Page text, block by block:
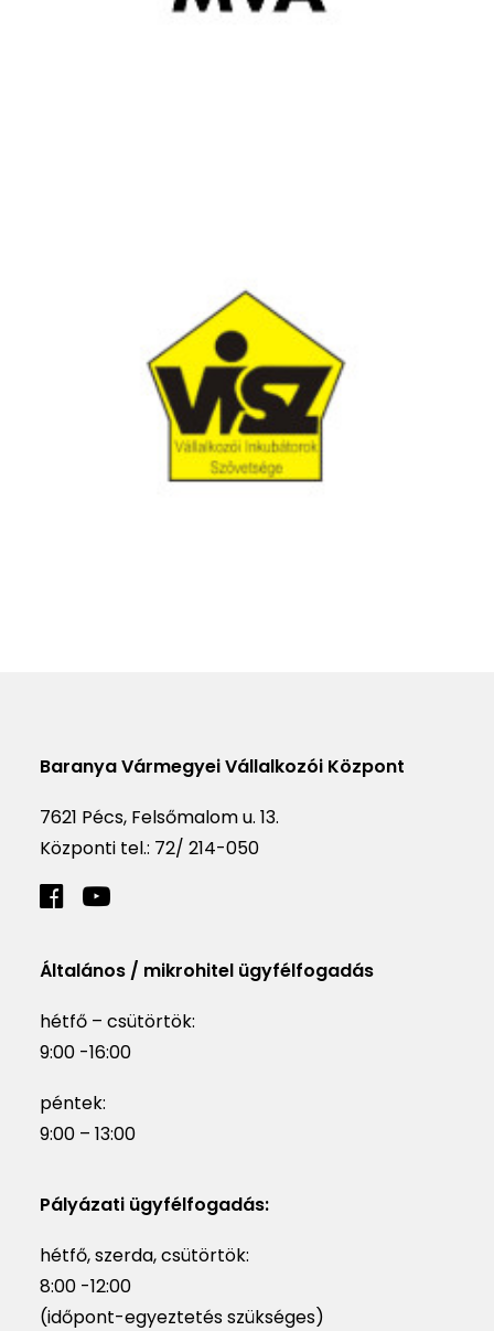
Baranya Vármegyei Vállalkozói Központ
7621 Pécs, Felsőmalom u. 13.
Központi tel.: 72/ 214-050
Általános / mikrohitel ügyfélfogadás
hétfő – csütörtök:
9:00 -16:00
péntek:
9:00 – 13:00
Pályázati ügyfélfogadás:
hétfő, szerda, csütörtök:
8:00 -12:00
(időpont-egyeztetés szükséges)